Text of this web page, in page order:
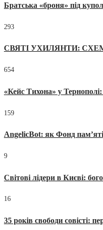
Братська «броня» під
293
СВЯТІ УХИЛЯНТИ:
654
«Кейс Тихона» у
159
AngelicBot: як Фонд
9
Світові лідери в Києві:
16
35 років свободи совісті: